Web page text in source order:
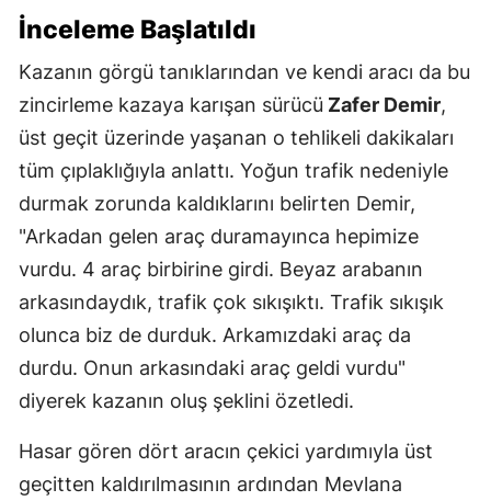
İnceleme Başlatıldı
Kazanın görgü tanıklarından ve kendi aracı da bu
zincirleme kazaya karışan sürücü Zafer Demir,
üst geçit üzerinde yaşanan o tehlikeli dakikaları
tüm çıplaklığıyla anlattı. Yoğun trafik nedeniyle
durmak zorunda kaldıklarını belirten Demir,
"Arkadan gelen araç duramayınca hepimize
vurdu. 4 araç birbirine girdi. Beyaz arabanın
arkasındaydık, trafik çok sıkışıktı. Trafik sıkışık
olunca biz de durduk. Arkamızdaki araç da
durdu. Onun arkasındaki araç geldi vurdu"
diyerek kazanın oluş şeklini özetledi.
Hasar gören dört aracın çekici yardımıyla üst
geçitten kaldırılmasının ardından Mevlana